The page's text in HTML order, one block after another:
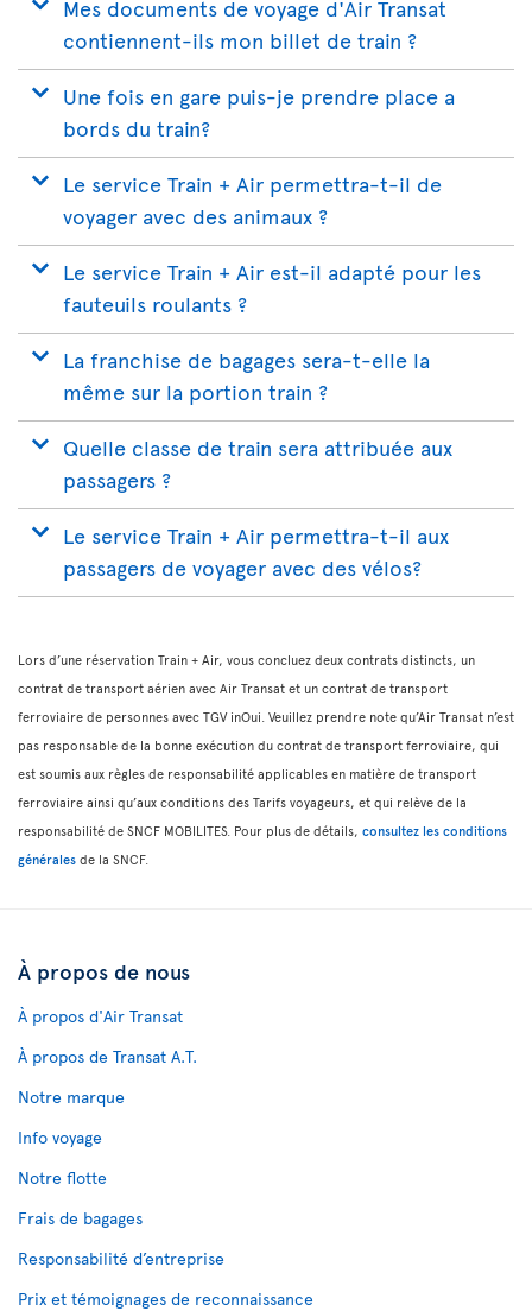
Mes documents de voyage d'Air Transat
contiennent-ils mon billet de train ?
Une fois en gare puis-je prendre place a
bords du train?
Le service Train + Air permettra-t-il de
voyager avec des animaux ?
Le service Train + Air est-il adapté pour les
fauteuils roulants ?
La franchise de bagages sera-t-elle la
même sur la portion train ?
Quelle classe de train sera attribuée aux
passagers ?
Le service Train + Air permettra-t-il aux
passagers de voyager avec des vélos?
Lors d’une réservation Train + Air, vous concluez deux contrats distincts, un
contrat de transport aérien avec Air Transat et un contrat de transport
ferroviaire de personnes avec TGV inOui. Veuillez prendre note qu’Air Transat n’est
pas responsable de la bonne exécution du contrat de transport ferroviaire, qui
est soumis aux règles de responsabilité applicables en matière de transport
ferroviaire ainsi qu’aux conditions des Tarifs voyageurs, et qui relève de la
responsabilité de SNCF MOBILITES. Pour plus de détails, consultez les conditions
générales de la SNCF.
À propos de nous
À propos d'Air Transat
À propos de Transat A.T.
Notre marque
Info voyage
Notre flotte
Frais de bagages
Responsabilité d’entreprise
Prix et témoignages de reconnaissance